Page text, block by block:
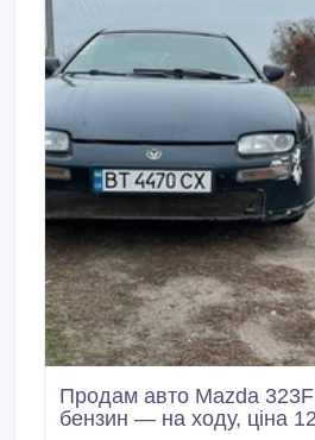
Продам авто Mazda
бензин — на ходу, ціна